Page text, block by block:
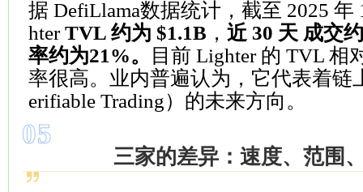
据 DefiLlama数据统计，截至 2025 年
hterTVL 约为 $1.1B ， 近 30 天 成交
率约为21%。
目前 Lighter 的 TVL 相
率很高。业内普遍认为，它代表着链
erifiable Trading）的未来方向。
05
三家的差异：速度、范围